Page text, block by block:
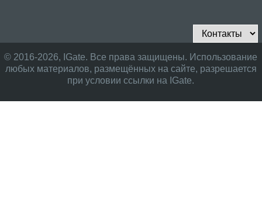
© 2016-2026, IGate. Все права защищены. Использование
любых материалов, размещённых на сайте, разрешается
при условии ссылки на IGate.